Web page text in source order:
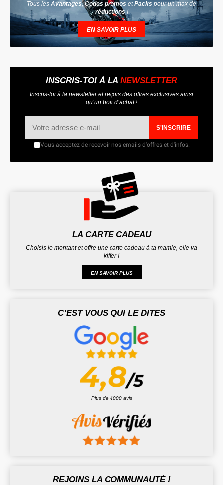
Tous les Avantages,Codes promos etPacks pour un max de
réductions !
EN SAVOIR PLUS
INSCRIS-TOI À LA NEWSLETTER
Inscris-toi à la newsletter et reçois des offres exclusives ainsi
qu’un bon d’achat !
S'INSCRIRE
Vous acceptez de recevoir nos emails d'offres et d'infos.
LA CARTE CADEAU
Choisis le montant et offre une carte cadeau à ta mamie, elle va
kiffer !
EN SAVOIR PLUS
C’EST VOUS QUI LE DITES
Plus de 4000 avis
REJOINS LA COMMUNAUTÉ !